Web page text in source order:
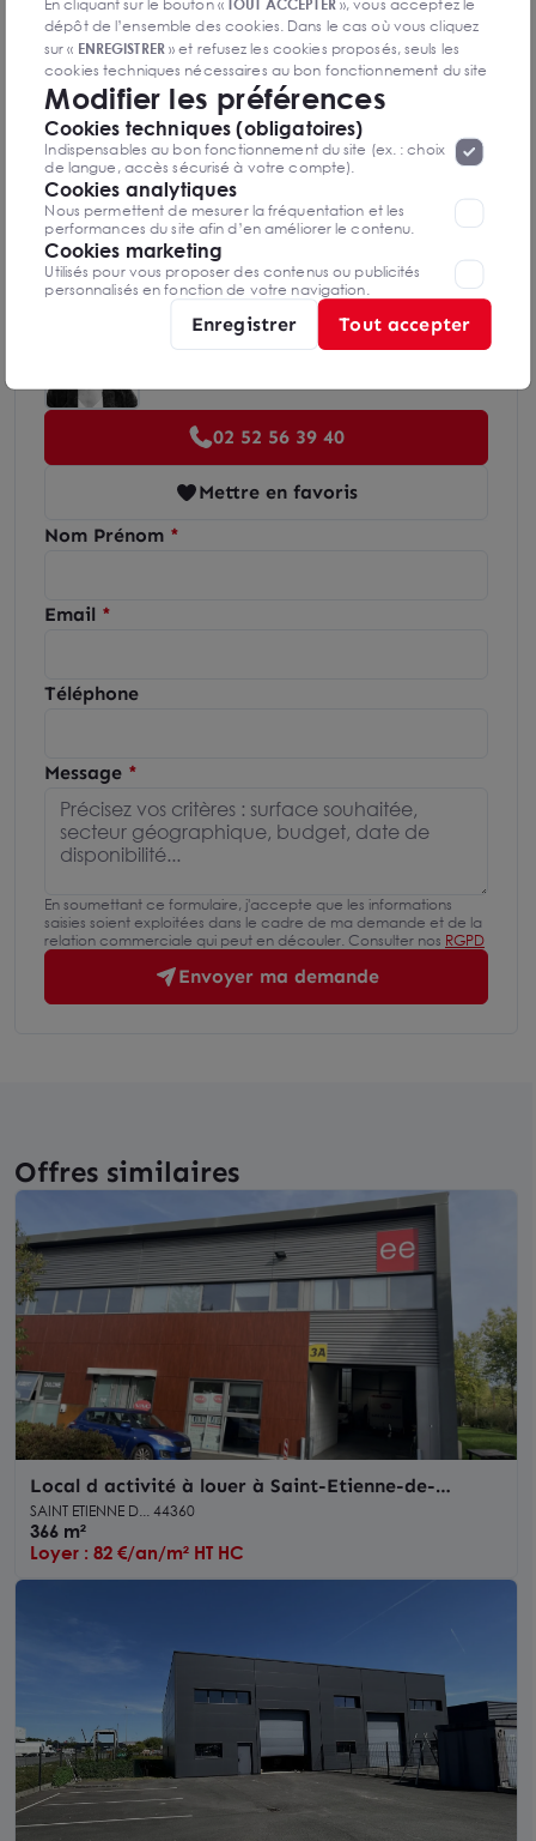
Diagnostics DPE en cours de réalisation
Indice d'émission de gaz à effet de serre
Diagnostics GES en cours de réalisation
Sandrine BOUVIER
02 52 56 39 40
Mettre en favoris
Nom Prénom
Email
Téléphone
Message
En soumettant ce formulaire, j'accepte que les informations
saisies soient exploitées dans le cadre de ma demande et de la
relation commerciale qui peut en découler. Consulter nos RGPD
Envoyer ma demande
Offres similaires
Local d activité à louer à Saint-Etienne-de-
Montluc dans parc récent
SAINT ETIENNE D... 44360
366 m²
Loyer : 82 €/an/m² HT HC
En cliquant sur le bouton « TOUT ACCEPTER», vous acceptez le
dépôt de l’ensemble des cookies. Dans le cas où vous cliquez
sur « ENREGISTRER» et refusez les cookies proposés, seuls les
cookies techniques nécessaires au bon fonctionnement du site
seront déposés. Pour plus d’informations, vous pouvez consulter
«Protection des données à caractère
personnel ».Lorsque vous naviguez sur notre site internet, il
peut être amenée à déposer des cookies. Vous avez la
possibilité de désactiver les cookies, ces réglages ne seront
valables que sur le navigateur que vous utilisez actuellement
Modifier les préférences
Cookies techniques (obligatoires)
Indispensables au bon fonctionnement du site (ex. : choix
de langue, accès sécurisé à votre compte).
Cookies analytiques
Nous permettent de mesurer la fréquentation et les
performances du site afin d’en améliorer le contenu.
Cookies marketing
Utilisés pour vous proposer des contenus ou publicités
personnalisés en fonction de votre navigation.
Enregistrer Tout accepter